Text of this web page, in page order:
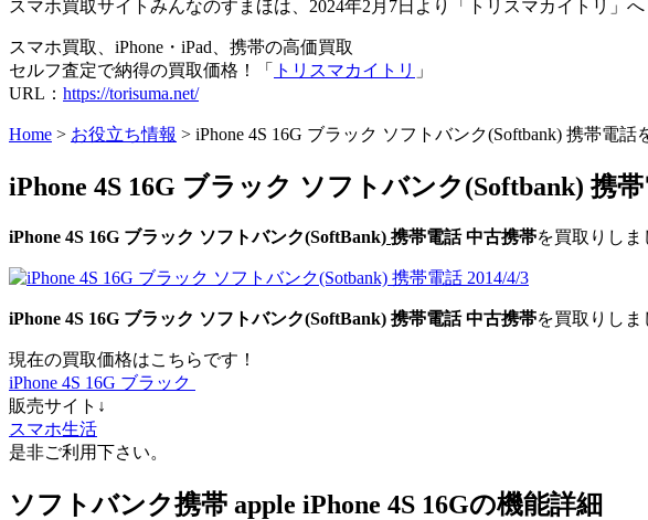
スマホ買取サイトみんなのすまほは、2024年2月7日より「トリスマカイトリ」
スマホ買取、iPhone・iPad、携帯の高価買取
セルフ査定で納得の買取価格！「
トリスマカイトリ 」
URL： https://torisuma.net/
Home > お役立ち情報 > iPhone 4S 16G ブラック ソフトバンク(Softbank) 携帯電話
iPhone 4S 16G ブラック ソフトバンク(Softbank) 携
iPhone 4S 16G ブラック ソフトバンク(SoftBank) 携帯電話 中古携帯を買取りしま
iPhone 4S 16G ブラック ソフトバンク(SoftBank) 携帯電話 中古携帯を買取りしま
現在の買取価格はこちらです！
iPhone 4S 16G ブラック
販売サイト↓
スマホ生活
是非ご利用下さい。
ソフトバンク携帯 apple iPhone 4S 16Gの機能詳細